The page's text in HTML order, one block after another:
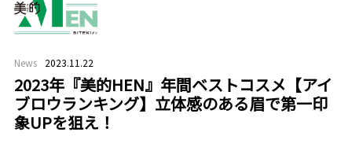
News 2023.11.22
2023年『美的HEN』年間ベストコスメ【アイ
ブロウランキング】立体感のある眉で第一印
象UPを狙え！